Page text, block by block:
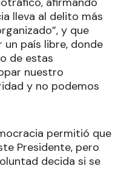
lleva al delito más
y que
un país libre, donde
de estas
nuestro
y no podemos
permitió que
Presidente, pero
decida si se